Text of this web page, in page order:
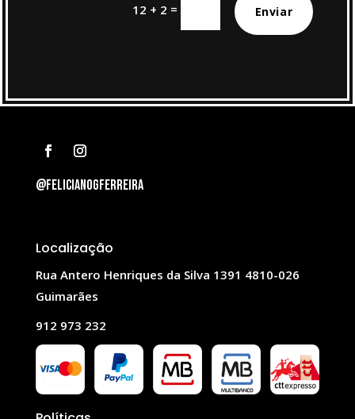
12 + 2 = Enviar
@felicianogferreira
Localização
Rua Antero Henriques da Silva 1391 4810-026
Guimarães
912 973 232